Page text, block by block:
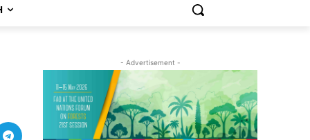
- Advertisement -